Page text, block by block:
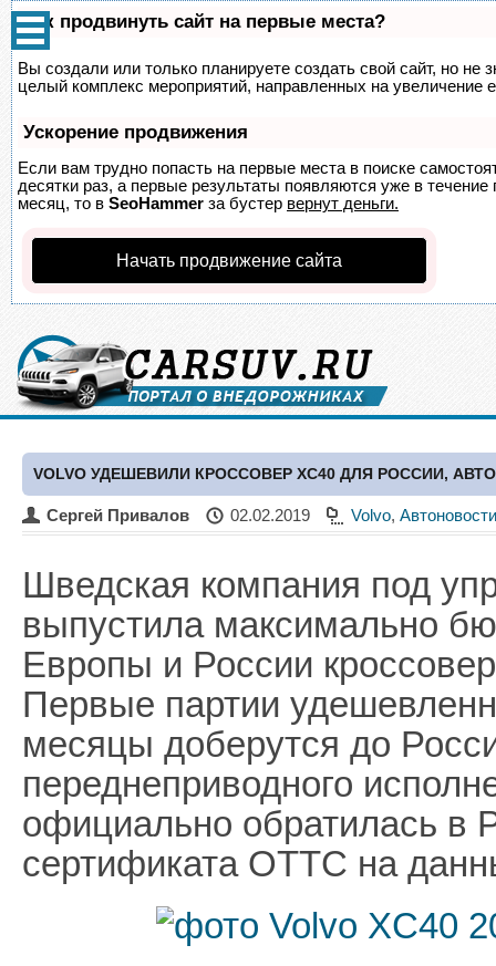
Как продвинуть сайт на первые места?
Вы создали или только планируете создать свой сайт, но не
целый комплекс мероприятий, направленных на увеличение
Ускорение продвижения
Если вам трудно попасть на первые места в поиске
десятки раз, а первые результаты появляются уже в
месяц, то в SeoHammer за бустер вернут деньги.
Начать продвижение сайта
VOLVO УДЕШЕВИЛИ КРОССОВЕР XC40 ДЛЯ РОССИИ,
Сергей Привалов 02.02.2019 Volvo, Автоновости
Шведская компания под
выпустила максимально
Европы и России
Первые партии
месяцы доберутся до
переднеприводного
официально обратилась в
сертификата ОТТС на